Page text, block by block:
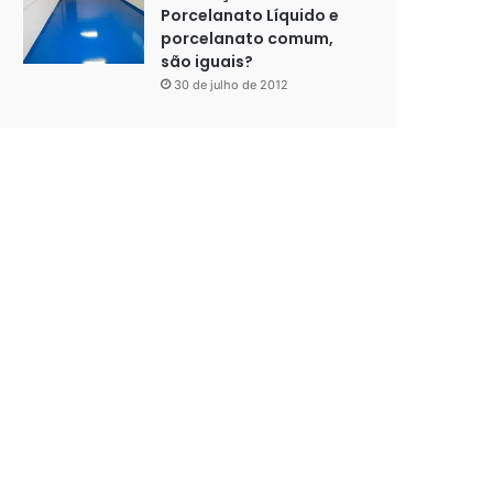
Porcelanato Líquido e
porcelanato comum,
são iguais?
30 de julho de 2012